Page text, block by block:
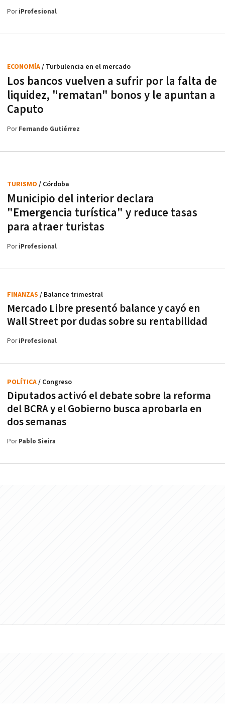
PoriProfesional
Los bancos vuelven a sufrir por la falta de
liquidez, "rematan" bonos y le apuntan a
Caputo
ECONOMÍA/ Turbulencia en el mercado
PorFernando Gutiérrez
Municipio del interior declara
"Emergencia turística" y reduce tasas
para atraer turistas
TURISMO / Córdoba
PoriProfesional
Mercado Libre presentó balance y cayó en
Wall Street por dudas sobre su rentabilidad
FINANZAS / Balance trimestral
PoriProfesional
Diputados activó el debate sobre la reforma
del BCRA y el Gobierno busca aprobarla en
dos semanas
POLÍTICA/ Congreso
PorPablo Sieira